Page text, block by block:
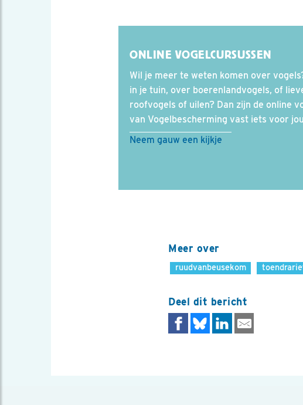
ONLINE VOGELCURSUSSEN
Wil je meer te weten komen over
in je tuin, over boerenlandvogels, of
roofvogels of uilen? Dan zijn de online
van Vogelbescherming vast iets voor
Neem gauw een kijkje
Meer over
ruudvanbeusekom
Deel dit bericht